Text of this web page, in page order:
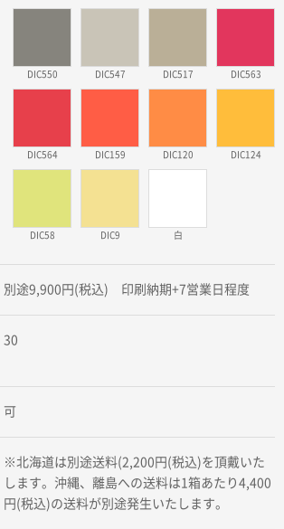
DIC550 DIC547 DIC517 DIC563
DIC564 DIC159 DIC120 DIC124
DIC58 DIC9 白
別途9,900円(税込) 印刷納期+7営業日程度
30
可
※北海道は別途送料(2,200円(税込)を頂戴いた
します。沖縄、離島への送料は1箱あたり4,400
円(税込)の送料が別途発生いたします。